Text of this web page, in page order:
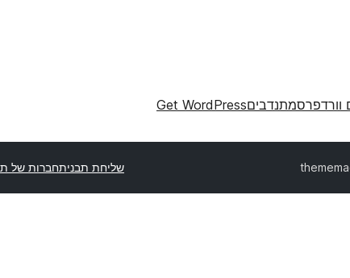
וורדפרסמתנדביםGet WordPress
שליחת תבניתחברות של